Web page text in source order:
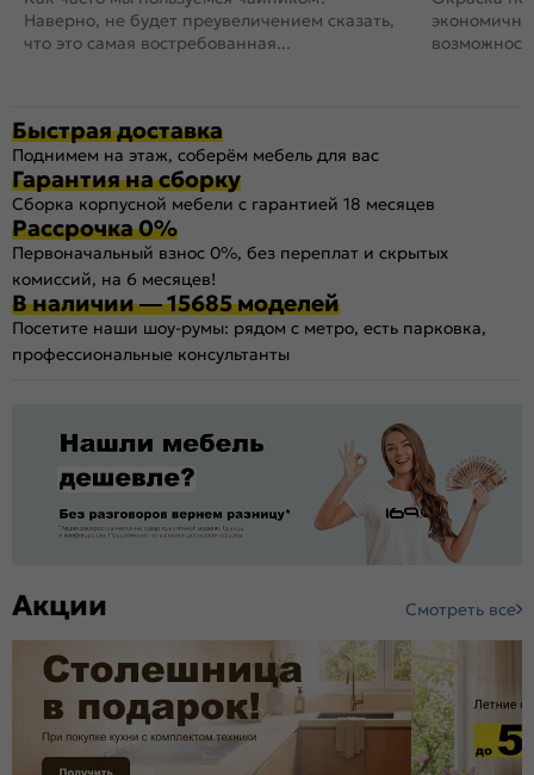
Наверно, не будет преувеличением сказать,
что это самая востребованная...
Быстрая доставка
Поднимем на этаж, соберём мебель для вас
Гарантия на сборку
Сборка корпусной мебели с гарантией 18 месяцев
Рассрочка 0%
Первоначальный взнос 0%, без переплат и скрытых
комиссий, на 6 месяцев!
В наличии — 15685 моделей
Посетите наши шоу-румы: рядом с метро, есть парковка,
профессиональные консультанты
Акции Смотреть все